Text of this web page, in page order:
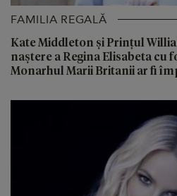
FAMILIA REGALĂ
Kate Middleton și Prințul
naștere a Regina Elisabeta cu
Monarhul Marii Britanii ar fi